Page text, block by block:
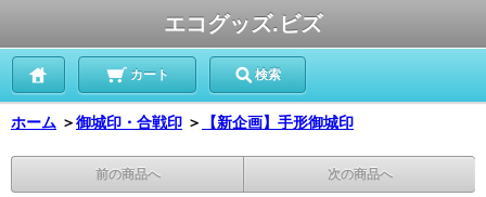
エコグッズ.ビズ
カート 検索
ホーム ＞御城印・合戦印 ＞ 【新企画】手形御城印
前の商品へ 次の商品へ